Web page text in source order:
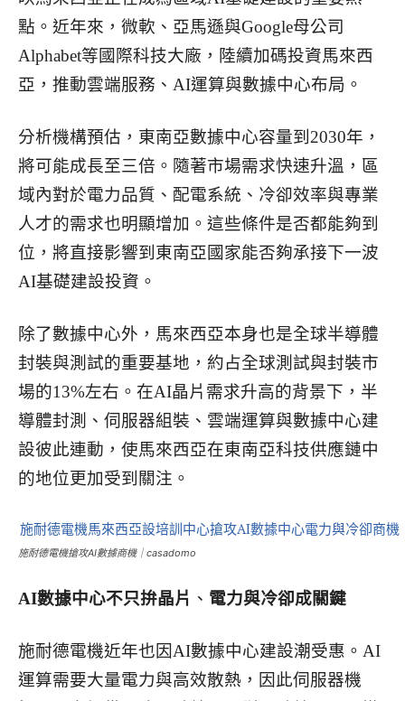
點。近年來，微軟、亞馬遜與Google母公司
Alphabet等國際科技大廠，陸續加碼投資馬來西
亞，推動雲端服務、AI運算與數據中心布局。
分析機構預估，東南亞數據中心容量到2030年，
將可能成長至三倍。隨著市場需求快速升溫，區
域內對於電力品質、配電系統、冷卻效率與專業
人才的需求也明顯增加。這些條件是否都能夠到
位，將直接影響到東南亞國家能否夠承接下一波
AI基礎建設投資。
除了數據中心外，馬來西亞本身也是全球半導體
封裝與測試的重要基地，約占全球測試與封裝市
場的13%左右。在AI晶片需求升高的背景下，半
導體封測、伺服器組裝、雲端運算與數據中心建
設彼此連動，使馬來西亞在東南亞科技供應鏈中
的地位更加受到關注。
施耐德電機搶攻AI數據商機｜casadomo
AI數據中心不只拚晶片 、 電力與冷卻成關鍵
施耐德電機近年也因AI數據中心建設潮受惠。AI
運算需要大量電力與高效散熱，因此伺服器機